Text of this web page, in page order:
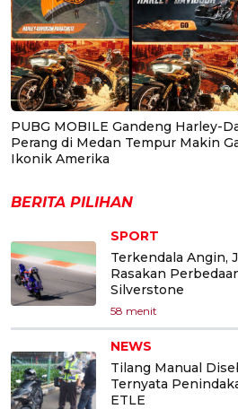
PUBG MOBILE Gandeng Harley-
Perang di Medan Tempur Makin
Ikonik Amerika
BERITA PILIHAN
SPORT
Terkendala Angin,
Rasakan
Silverstone
58 menit
NEWS
Tilang Manual
Ternyata
ETLE